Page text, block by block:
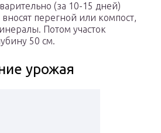
(за 10-15 дней)
перегной или компост,
Потом участок
50 см.
урожая